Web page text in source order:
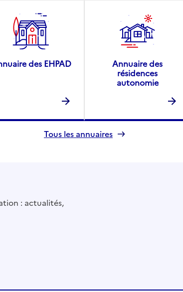
des EHPAD
Annuaire des
résidences
autonomie
Tous les annuaires
: actualités,